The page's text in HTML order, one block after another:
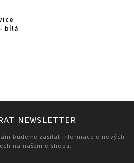
bílá
NEWSLETTER
budeme zasílat informace o nových
na našem e-shopu.